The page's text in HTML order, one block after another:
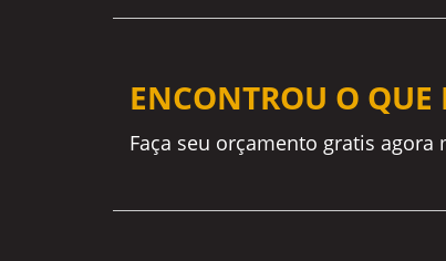
ENCONTROU O QUE
Faça seu orçamento gratis agora